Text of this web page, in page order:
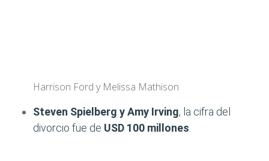
Harrison Ford y Melissa Mathison
Steven Spielberg y Amy Irving, la cifra del
divorcio fue de USD 100 millones